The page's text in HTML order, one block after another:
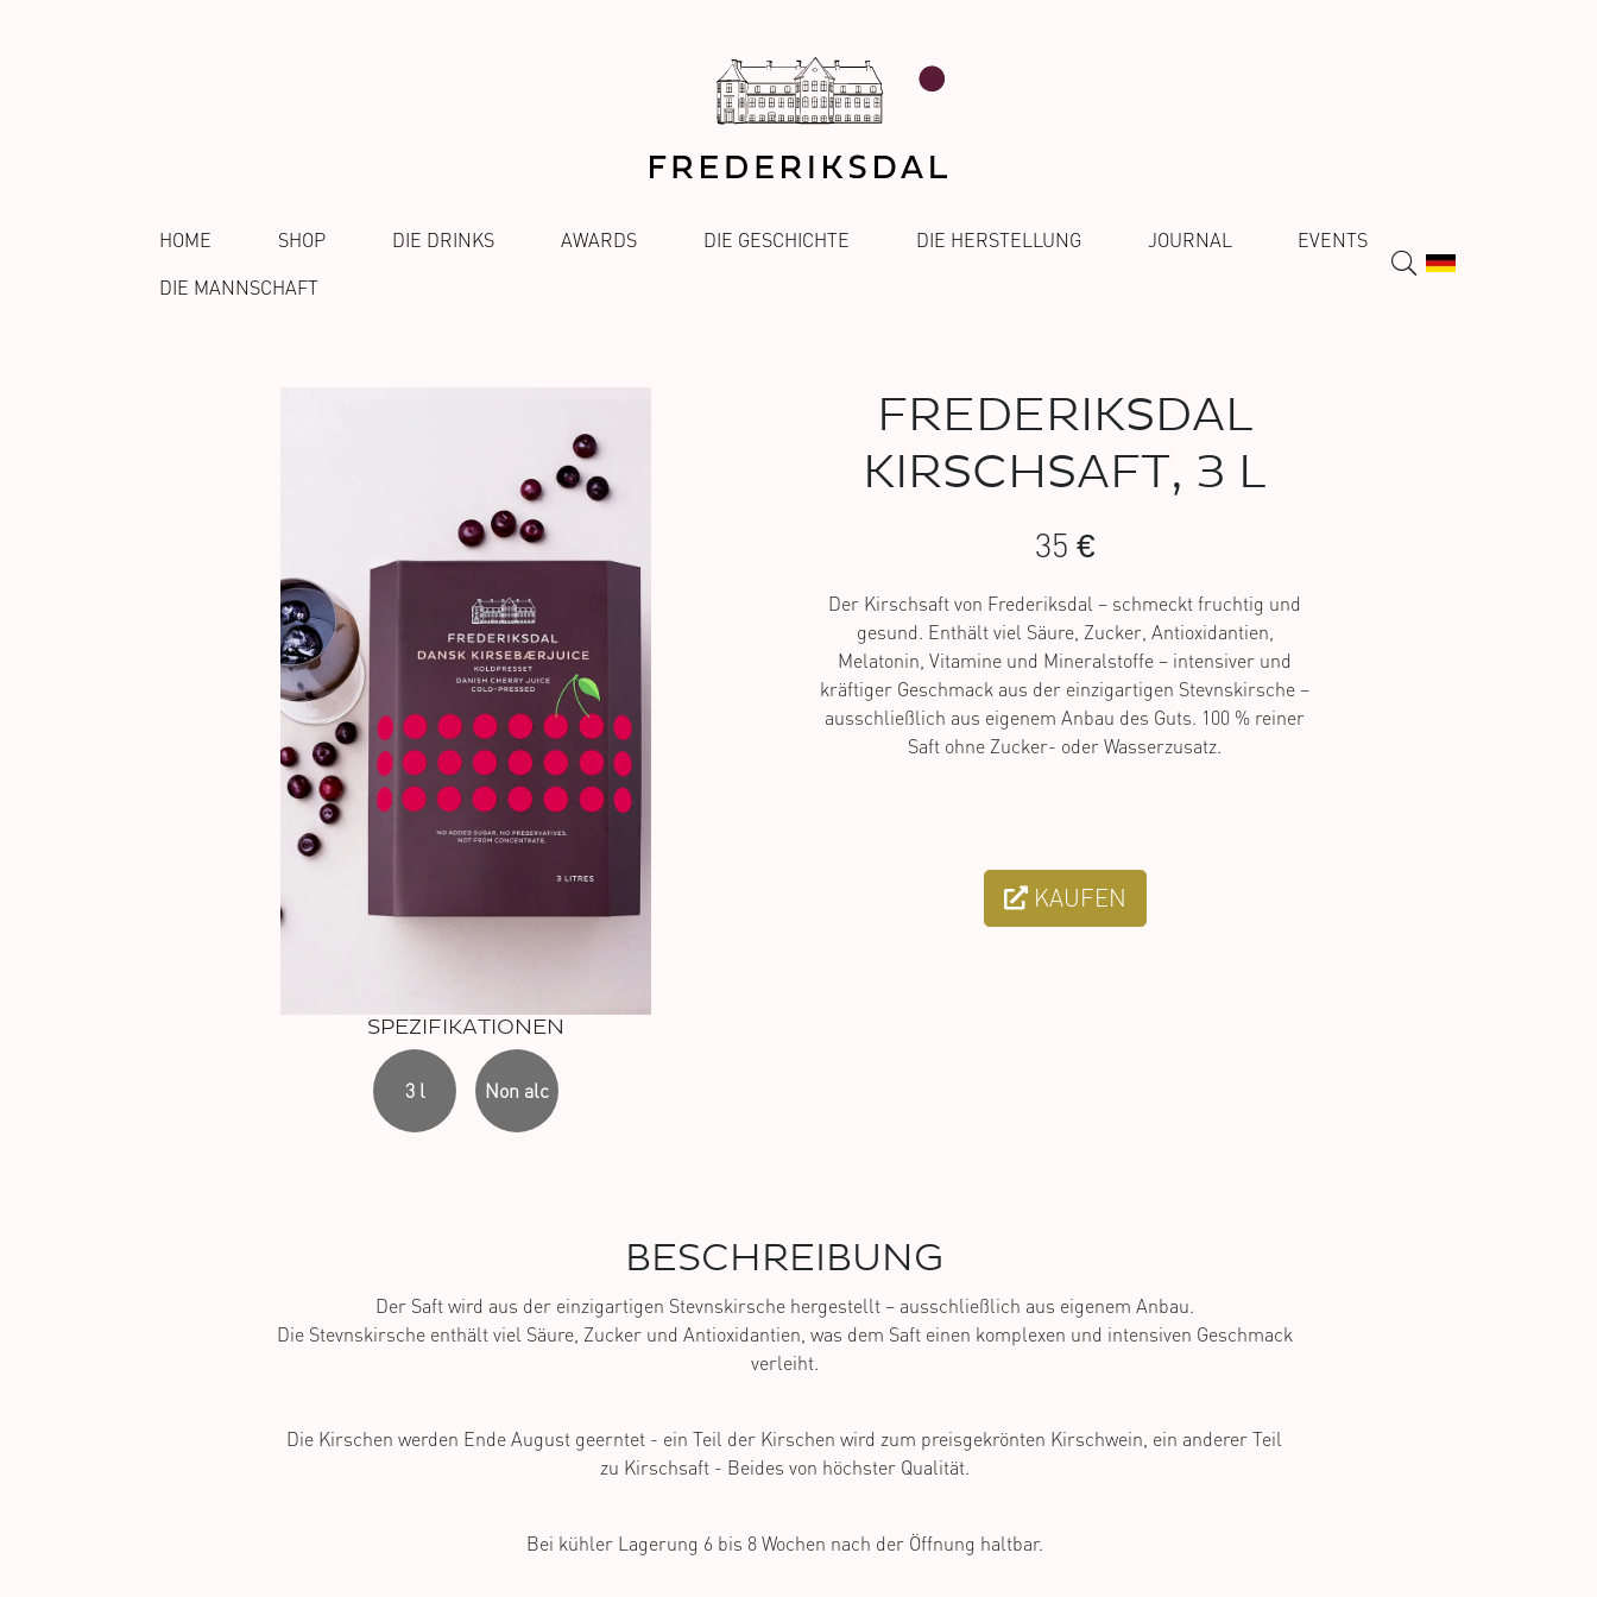
HOME SHOP DIE DRINKS AWARDS DIE GESCHICHTE DIE HERSTELLUNG JOURNAL
EVENTS
DIE MANNSCHAFT
SPEZIFIKATIONEN
3 l Non alc
FREDERIKSDAL
KIRSCHSAFT, 3 L
35 €
Der Kirschsaft von Frederiksdal – schmeckt fruchtig und
gesund. Enthält viel Säure, Zucker, Antioxidantien,
Melatonin, Vitamine und Mineralstoffe – intensiver und
kräftiger Geschmack aus der einzigartigen Stevnskirsche –
ausschließlich aus eigenem Anbau des Guts. 100 % reiner
Saft ohne Zucker- oder Wasserzusatz.
KAUFEN
BESCHREIBUNG
Der Saft wird aus der einzigartigen Stevnskirsche hergestellt – ausschließlich aus eigenem Anbau.
Die Stevnskirsche enthält viel Säure, Zucker und Antioxidantien, was dem Saft einen komplexen und intensiven Geschmack
verleiht.
Die Kirschen werden Ende August geerntet - ein Teil der Kirschen wird zum preisgekrönten Kirschwein, ein anderer Teil
zu Kirschsaft - Beides von höchster Qualität.
Bei kühler Lagerung 6 bis 8 Wochen nach der Öffnung haltbar.